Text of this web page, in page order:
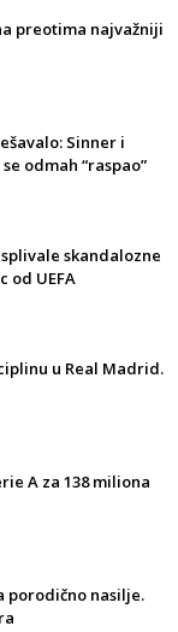
preotima najvažniji
Sinner i
odmah “raspao”
skandalozne
od UEFA
u Real Madrid.
A za 138 miliona
porodično nasilje.